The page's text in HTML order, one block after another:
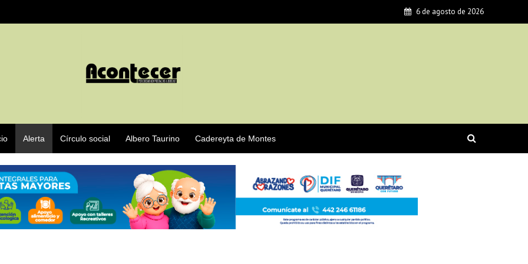
6 de agosto de 2026
Alerta Círculo social Albero Taurino Cadereyta de Montes